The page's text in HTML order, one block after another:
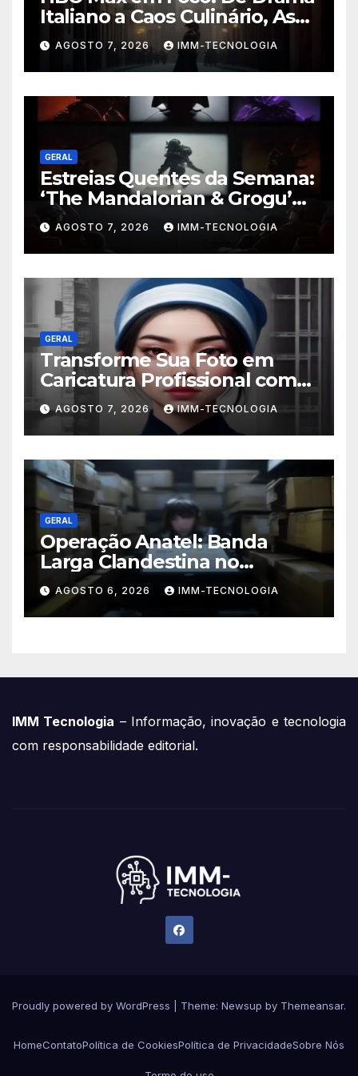
Italiano a Caos Culinário, As
Novidades Imperdíveis da
Semana (16 a 22 de Fevereiro)
AGOSTO 7, 2026 IMM-TECNOLOGIA
GERAL
Estreias Quentes da Semana:
‘The Mandalorian & Grogu’
Anunciado e Outros
Lançamentos Imperdíveis!
AGOSTO 7, 2026 IMM-TECNOLOGIA
GERAL
Transforme Sua Foto em
Caricatura Profissional com
ChatGPT: A Nova Trend
Digital Explicada
AGOSTO 7, 2026 IMM-TECNOLOGIA
GERAL
Operação Anatel: Banda
Larga Clandestina no
Sudeste Sofre Grande Golpe
com Apreensão de R$ 24 Mil
em Equipamentos
AGOSTO 6, 2026 IMM-TECNOLOGIA
IMM Tecnologia – Informação, inovação e tecnologia
com responsabilidade editorial.
Proudly powered by WordPress Theme: Newsup by Themeansar.
HomeContatoPolítica de CookiesPolítica de PrivacidadeSobre Nós